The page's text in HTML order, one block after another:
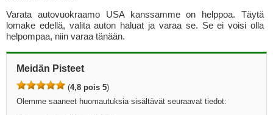
Varata autovuokraamo USA kanssamme on helppoa. Täytä
lomake edellä, valita auton haluat ja varaa se. Se ei voisi olla
helpompaa, niin varaa tänään.
Meidän Pisteet
(4,8 pois 5)
Olemme saaneet huomautuksia sisältävät seuraavat tiedot: